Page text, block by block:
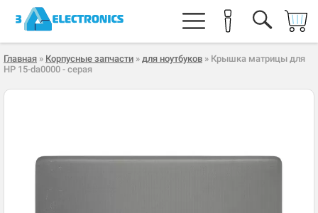
Главная » Корпусные запчасти » для ноутбуков » Крышка матрицы для
HP 15-da0000 - серая